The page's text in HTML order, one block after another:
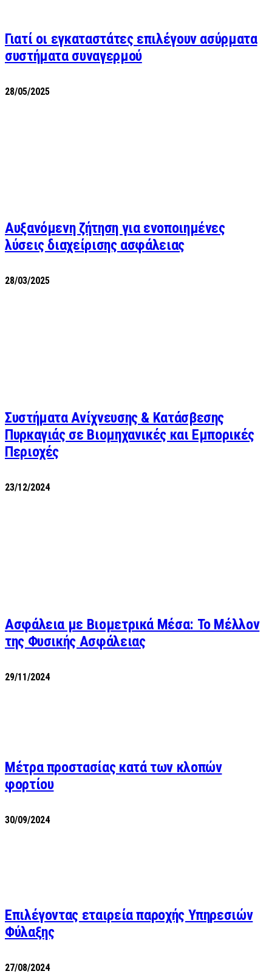
Γιατί οι εγκαταστάτες επιλέγουν ασύρματα
συστήματα συναγερμού
28/05/2025
Αυξανόμενη ζήτηση για ενοποιημένες
λύσεις διαχείρισης ασφάλειας
28/03/2025
Συστήματα Ανίχνευσης & Κατάσβεσης
Πυρκαγιάς σε Βιομηχανικές και Εμπορικές
Περιοχές
23/12/2024
Ασφάλεια με Βιομετρικά Μέσα: Το Μέλλον
της Φυσικής Ασφάλειας
29/11/2024
Μέτρα προστασίας κατά των κλοπών
φορτίου
30/09/2024
Επιλέγοντας εταιρεία παροχής Υπηρεσιών
Φύλαξης
27/08/2024